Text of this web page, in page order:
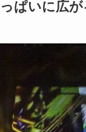
ぱいに広